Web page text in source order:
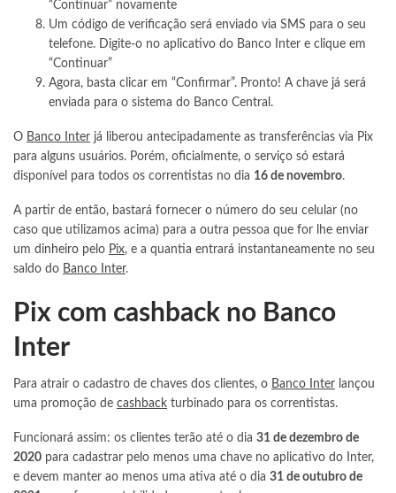
“Continuar” novamente
Um código de verificação será enviado via SMS para o seu
telefone. Digite-o no aplicativo do Banco Inter e clique em
“Continuar”
Agora, basta clicar em “Confirmar”. Pronto! A chave já será
enviada para o sistema do Banco Central.
O Banco Inter já liberou antecipadamente as transferências via Pix
para alguns usuários. Porém, oficialmente, o serviço só estará
disponível para todos os correntistas no dia 16 de novembro.
A partir de então, bastará fornecer o número do seu celular (no
caso que utilizamos acima) para a outra pessoa que for lhe enviar
um dinheiro pelo Pix, e a quantia entrará instantaneamente no seu
saldo do Banco Inter.
Pix com cashback no Banco
Inter
Para atrair o cadastro de chaves dos clientes, o Banco Inter lançou
uma promoção de cashback turbinado para os correntistas.
Funcionará assim: os clientes terão até o dia 31 de dezembro de
2020 para cadastrar pelo menos uma chave no aplicativo do Inter,
e devem manter ao menos uma ativa até o dia 31 de outubro de